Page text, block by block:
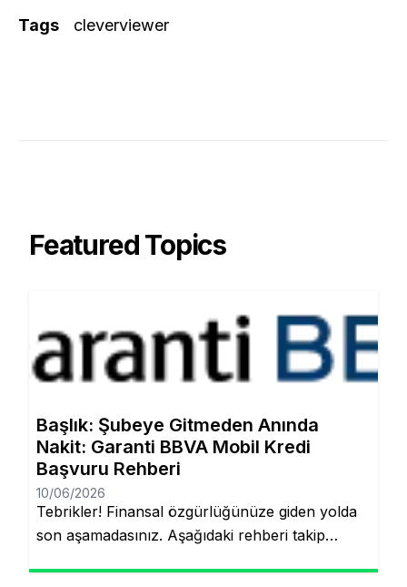
Tags cleverviewer
Featured Topics
Başlık: Şubeye Gitmeden Anında
Nakit: Garanti BBVA Mobil Kredi
Başvuru Rehberi
10/06/2026
Tebrikler! Finansal özgürlüğünüze giden yolda
son aşamadasınız. Aşağıdaki rehberi takip